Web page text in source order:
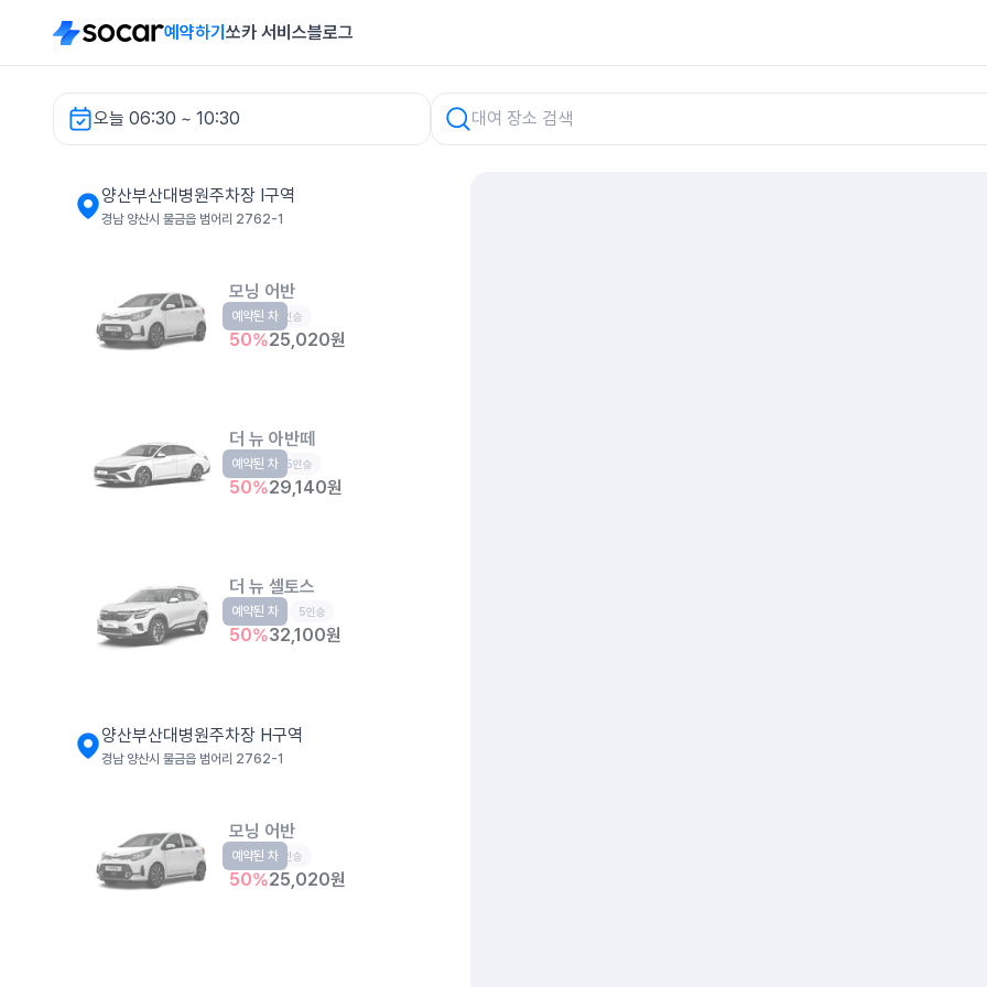
예약하기 쏘카 서비스블로그
오늘 06:30 ~ 10:30
양산부산대병원주차장 I구역 렌터카
양산부산대병원주차장 I구역
경남 양산시 물금읍 범어리 2762-1
모닝 어반
경형 5인승
50%25,020원
예약된 차
더 뉴 아반떼
준중형 5인승
50%29,140원
예약된 차
더 뉴 셀토스
소형SUV 5인승
50%32,100원
예약된 차
양산부산대병원주차장 H구역
경남 양산시 물금읍 범어리 2762-1
모닝 어반
경형 5인승
50%25,020원
예약된 차